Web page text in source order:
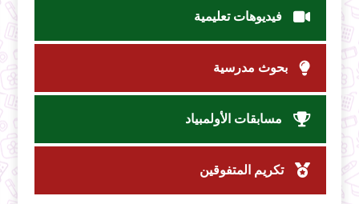
فيديوهات تعليمية
بحوث مدرسية
مسابقات الأولمبياد
تكريم المتفوقين